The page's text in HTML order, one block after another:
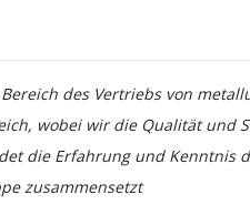
Bereich des Vertriebs von
wobei wir die Qualität
die Erfahrung und
zusammensetzt